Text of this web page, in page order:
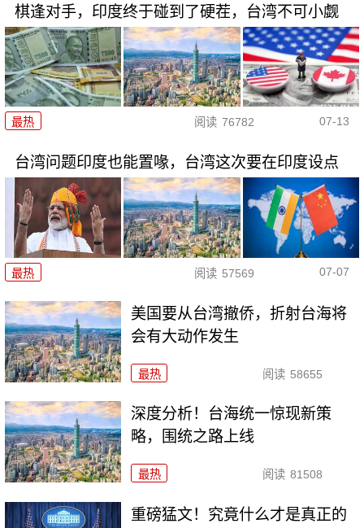
棋逢对手，印度终于碰到了硬茬，台湾不可小觑
最热 阅读 76782 07-13
台湾问题印度也能置喙，台湾这次要在印度设点
最热 阅读 57569 07-07
美国要从台湾撤侨，折射台海将
会有大动作发生
最热 阅读 58655
深度分析！台海统一惊现新策
略，围统之路上线
最热 阅读 81508
重磅猛文！究竟什么才是真正的